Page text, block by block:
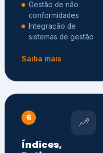
Gestão de não
conformidades
Integração de
sistemas de gestão
Saiba mais
6
Índices,